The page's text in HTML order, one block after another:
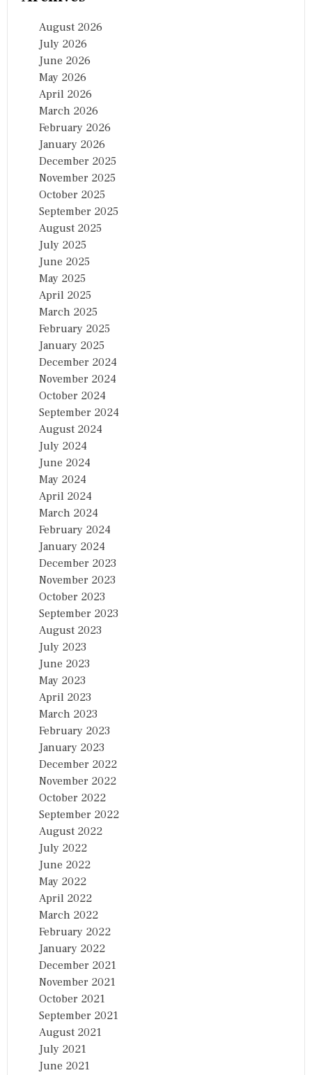
August 2026
July 2026
June 2026
May 2026
April 2026
March 2026
February 2026
January 2026
December 2025
November 2025
October 2025
September 2025
August 2025
July 2025
June 2025
May 2025
April 2025
March 2025
February 2025
January 2025
December 2024
November 2024
October 2024
September 2024
August 2024
July 2024
June 2024
May 2024
April 2024
March 2024
February 2024
January 2024
December 2023
November 2023
October 2023
September 2023
August 2023
July 2023
June 2023
May 2023
April 2023
March 2023
February 2023
January 2023
December 2022
November 2022
October 2022
September 2022
August 2022
July 2022
June 2022
May 2022
April 2022
March 2022
February 2022
January 2022
December 2021
November 2021
October 2021
September 2021
August 2021
July 2021
June 2021